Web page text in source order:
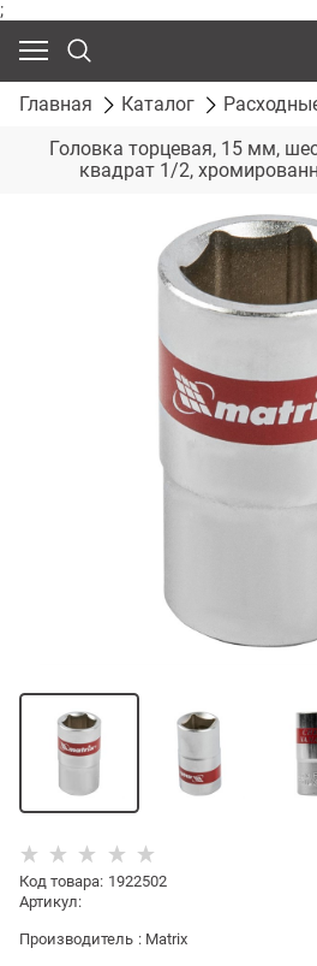
;
Главная Каталог
Головка торцевая, 15 мм,
квадрат 1/2,
Код товара: 1922502
Артикул:
Производитель : Matrix